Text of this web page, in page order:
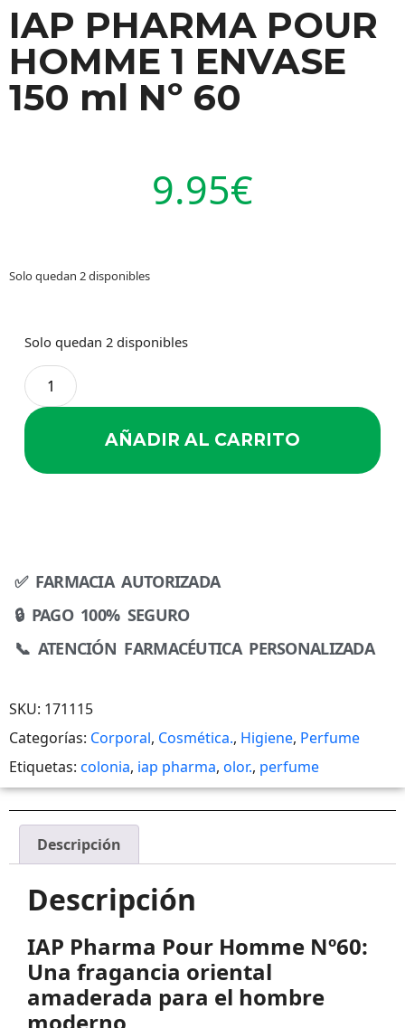
IAP PHARMA POUR
HOMME 1 ENVASE
150 ml Nº 60
9.95€
Solo quedan 2 disponibles
Solo quedan 2 disponibles
AÑADIR AL CARRITO
✅ FARMACIA AUTORIZADA
🔒 PAGO 100% SEGURO
📞 ATENCIÓN FARMACÉUTICA PERSONALIZADA
SKU: 171115
Categorías: Corporal, Cosmética., Higiene, Perfume
Etiquetas: colonia, iap pharma, olor., perfume
Descripción
Descripción
IAP Pharma Pour Homme Nº60:
Una fragancia oriental
amaderada para el hombre